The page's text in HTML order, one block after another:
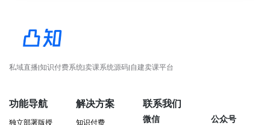
私域直播|知识付费系统|卖课系统源码|自建卖课平台
功能导航
独立部署版授
解决方案
知识付费
联系我们
微信 公众号